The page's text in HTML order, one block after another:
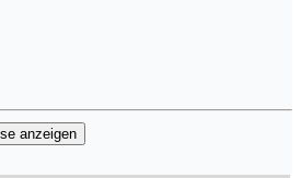
anzeigen